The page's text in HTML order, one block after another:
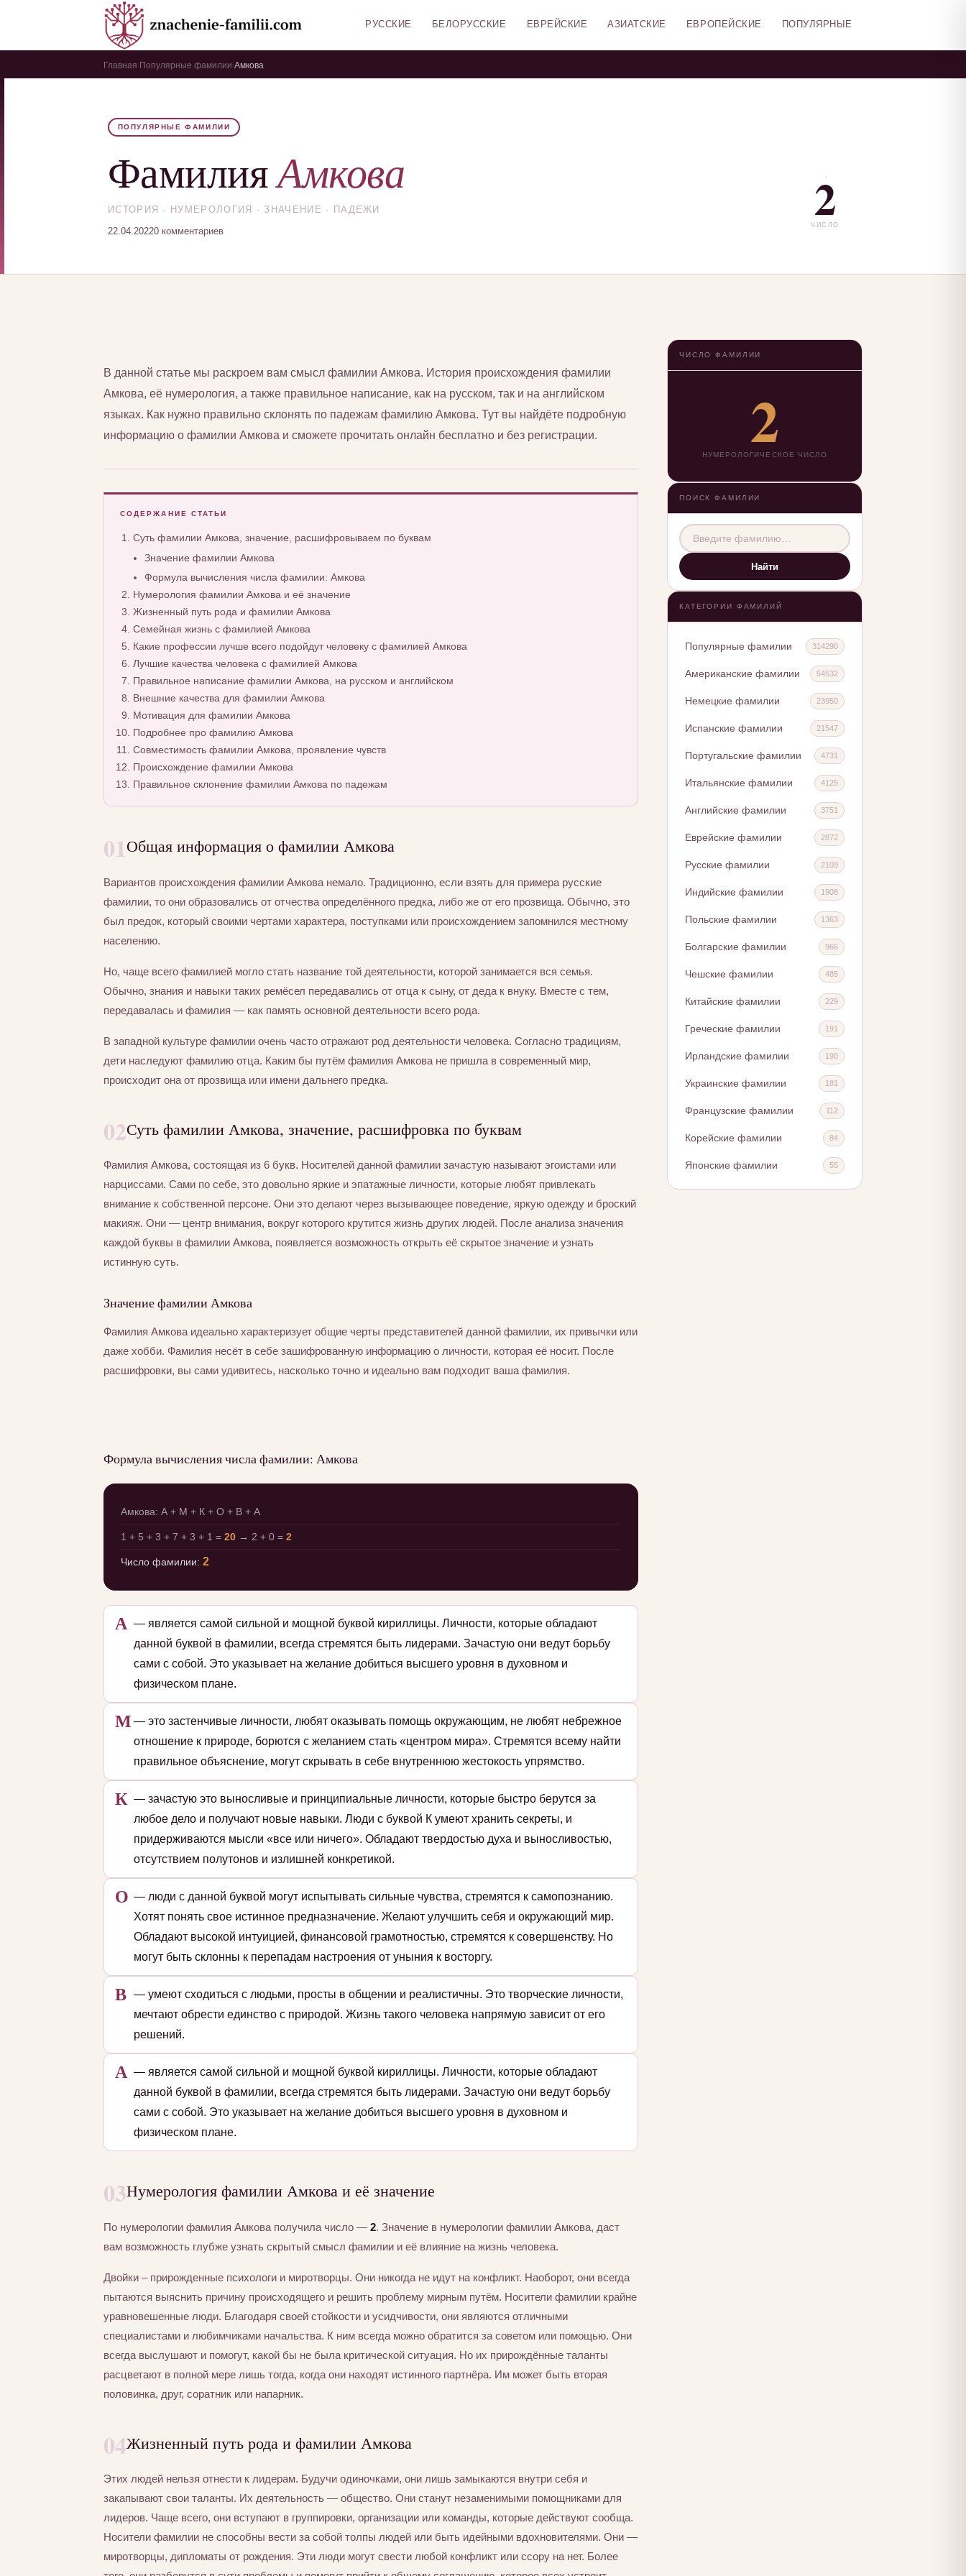
РУССКИЕ БЕЛОРУССКИЕ ЕВРЕЙСКИЕ АЗИАТСКИЕ ЕВРОПЕЙСКИЕ ПОПУЛЯРНЫЕ
Главная Популярные фамилии Амкова
ПОПУЛЯРНЫЕ ФАМИЛИИ
ФамилияАмкова
ИСТОРИЯ · НУМЕРОЛОГИЯ · ЗНАЧЕНИЕ · ПАДЕЖИ
22.04.20220 комментариев
2
ЧИСЛО
В данной статье мы раскроем вам смысл фамилии Амкова. История происхождения фамилии
Амкова, её нумерология, а также правильное написание, как на русском, так и на английском
языках. Как нужно правильно склонять по падежам фамилию Амкова. Тут вы найдёте подробную
информацию о фамилии Амкова и сможете прочитать онлайн бесплатно и без регистрации.
СОДЕРЖАНИЕ СТАТЬИ
Суть фамилии Амкова, значение, расшифровываем по буквам
Значение фамилии Амкова
Формула вычисления числа фамилии: Амкова
Нумерология фамилии Амкова и её значение
Жизненный путь рода и фамилии Амкова
Семейная жизнь с фамилией Амкова
Какие профессии лучше всего подойдут человеку с фамилией Амкова
Лучшие качества человека с фамилией Амкова
Правильное написание фамилии Амкова, на русском и английском
Внешние качества для фамилии Амкова
Мотивация для фамилии Амкова
Подробнее про фамилию Амкова
Совместимость фамилии Амкова, проявление чувств
Происхождение фамилии Амкова
Правильное склонение фамилии Амкова по падежам
01Общая информация о фамилии Амкова
Вариантов происхождения фамилии Амкова немало. Традиционно, если взять для примера русские
фамилии, то они образовались от отчества определённого предка, либо же от его прозвища. Обычно, это
был предок, который своими чертами характера, поступками или происхождением запомнился местному
населению.
Но, чаще всего фамилией могло стать название той деятельности, которой занимается вся семья.
Обычно, знания и навыки таких ремёсел передавались от отца к сыну, от деда к внуку. Вместе с тем,
передавалась и фамилия — как память основной деятельности всего рода.
В западной культуре фамилии очень часто отражают род деятельности человека. Согласно традициям,
дети наследуют фамилию отца. Каким бы путём фамилия Амкова не пришла в современный мир,
происходит она от прозвища или имени дальнего предка.
02Суть фамилии Амкова, значение, расшифровка по буквам
Фамилия Амкова, состоящая из 6 букв. Носителей данной фамилии зачастую называют эгоистами или
нарциссами. Сами по себе, это довольно яркие и эпатажные личности, которые любят привлекать
внимание к собственной персоне. Они это делают через вызывающее поведение, яркую одежду и броский
макияж. Они — центр внимания, вокруг которого крутится жизнь других людей. После анализа значения
каждой буквы в фамилии Амкова, появляется возможность открыть её скрытое значение и узнать
истинную суть.
Значение фамилии Амкова
Фамилия Амкова идеально характеризует общие черты представителей данной фамилии, их привычки или
даже хобби. Фамилия несёт в себе зашифрованную информацию о личности, которая её носит. После
расшифровки, вы сами удивитесь, насколько точно и идеально вам подходит ваша фамилия.
Формула вычисления числа фамилии: Амкова
Амкова: А + М + К + О + В + А
1 + 5 + 3 + 7 + 3 + 1 = 20 → 2 + 0 = 2
Число фамилии: 2
А — является самой сильной и мощной буквой кириллицы. Личности, которые обладают
данной буквой в фамилии, всегда стремятся быть лидерами. Зачастую они ведут борьбу
сами с собой. Это указывает на желание добиться высшего уровня в духовном и
физическом плане.
М — это застенчивые личности, любят оказывать помощь окружающим, не любят небрежное
отношение к природе, борются с желанием стать «центром мира». Стремятся всему найти
правильное объяснение, могут скрывать в себе внутреннюю жестокость упрямство.
К — зачастую это выносливые и принципиальные личности, которые быстро берутся за
любое дело и получают новые навыки. Люди с буквой К умеют хранить секреты, и
придерживаются мысли «все или ничего». Обладают твердостью духа и выносливостью,
отсутствием полутонов и излишней конкретикой.
О — люди с данной буквой могут испытывать сильные чувства, стремятся к самопознанию.
Хотят понять свое истинное предназначение. Желают улучшить себя и окружающий мир.
Обладают высокой интуицией, финансовой грамотностью, стремятся к совершенству. Но
могут быть склонны к перепадам настроения от уныния к восторгу.
В — умеют сходиться с людьми, просты в общении и реалистичны. Это творческие личности,
мечтают обрести единство с природой. Жизнь такого человека напрямую зависит от его
решений.
А — является самой сильной и мощной буквой кириллицы. Личности, которые обладают
данной буквой в фамилии, всегда стремятся быть лидерами. Зачастую они ведут борьбу
сами с собой. Это указывает на желание добиться высшего уровня в духовном и
физическом плане.
03Нумерология фамилии Амкова и её значение
По нумерологии фамилия Амкова получила число — 2. Значение в нумерологии фамилии Амкова, даст
вам возможность глубже узнать скрытый смысл фамилии и её влияние на жизнь человека.
Двойки – прирожденные психологи и миротворцы. Они никогда не идут на конфликт. Наоборот, они всегда
пытаются выяснить причину происходящего и решить проблему мирным путём. Носители фамилии крайне
уравновешенные люди. Благодаря своей стойкости и усидчивости, они являются отличными
специалистами и любимчиками начальства. К ним всегда можно обратится за советом или помощью. Они
всегда выслушают и помогут, какой бы не была критической ситуация. Но их прирождённые таланты
расцветают в полной мере лишь тогда, когда они находят истинного партнёра. Им может быть вторая
половинка, друг, соратник или напарник.
04Жизненный путь рода и фамилии Амкова
Этих людей нельзя отнести к лидерам. Будучи одиночками, они лишь замыкаются внутри себя и
закапывают свои таланты. Их деятельность — общество. Они станут незаменимыми помощниками для
лидеров. Чаще всего, они вступают в группировки, организации или команды, которые действуют сообща.
Носители фамилии не способны вести за собой толпы людей или быть идейными вдохновителями. Они —
миротворцы, дипломаты от рождения. Эти люди могут свести любой конфликт или ссору на нет. Более
ЧИСЛО ФАМИЛИИ
2
НУМЕРОЛОГИЧЕСКОЕ ЧИСЛО
ПОИСК ФАМИЛИИ
Найти
КАТЕГОРИИ ФАМИЛИЙ
Популярные фамилии 314290
Американские фамилии 54532
Немецкие фамилии 23950
Испанские фамилии 21547
Португальские фамилии 4731
Итальянские фамилии 4125
Английские фамилии 3751
Еврейские фамилии 2872
Русские фамилии 2109
Индийские фамилии 1908
Польские фамилии 1363
Болгарские фамилии 966
Чешские фамилии 485
Китайские фамилии 229
Греческие фамилии 191
Ирландские фамилии 190
Украинские фамилии 181
Французские фамилии 112
Корейские фамилии 84
Японские фамилии 55